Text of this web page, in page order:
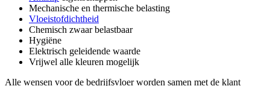
Mechanische en thermische belasting
Vloeistofdichtheid
Chemisch zwaar belastbaar
Hygiëne
Elektrisch geleidende waarde
Vrijwel alle kleuren mogelijk
Alle wensen voor de bedrijfsvloer worden samen met de klant